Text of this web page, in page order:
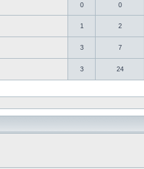
0 0
1 2
3 7
3 24